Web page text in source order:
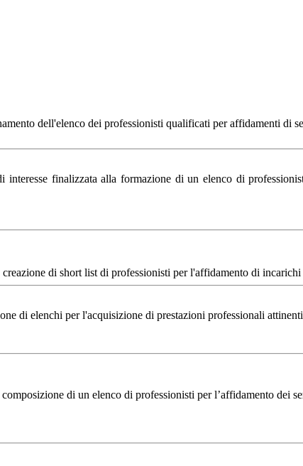
dell'elenco dei professionisti qualificati per affidamenti di
finalizzata alla formazione di un elenco di
di short list di professionisti per l'affidamento di incarichi
di elenchi per l'acquisizione di prestazioni professionali
di un elenco di professionisti per l’affidamento dei